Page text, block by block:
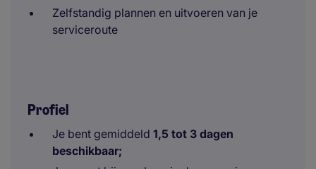
Zelfstandig plannen en uitvoeren van je
serviceroute
Profiel
Je bent gemiddeld 1,5 tot 3 dagen
beschikbaar;